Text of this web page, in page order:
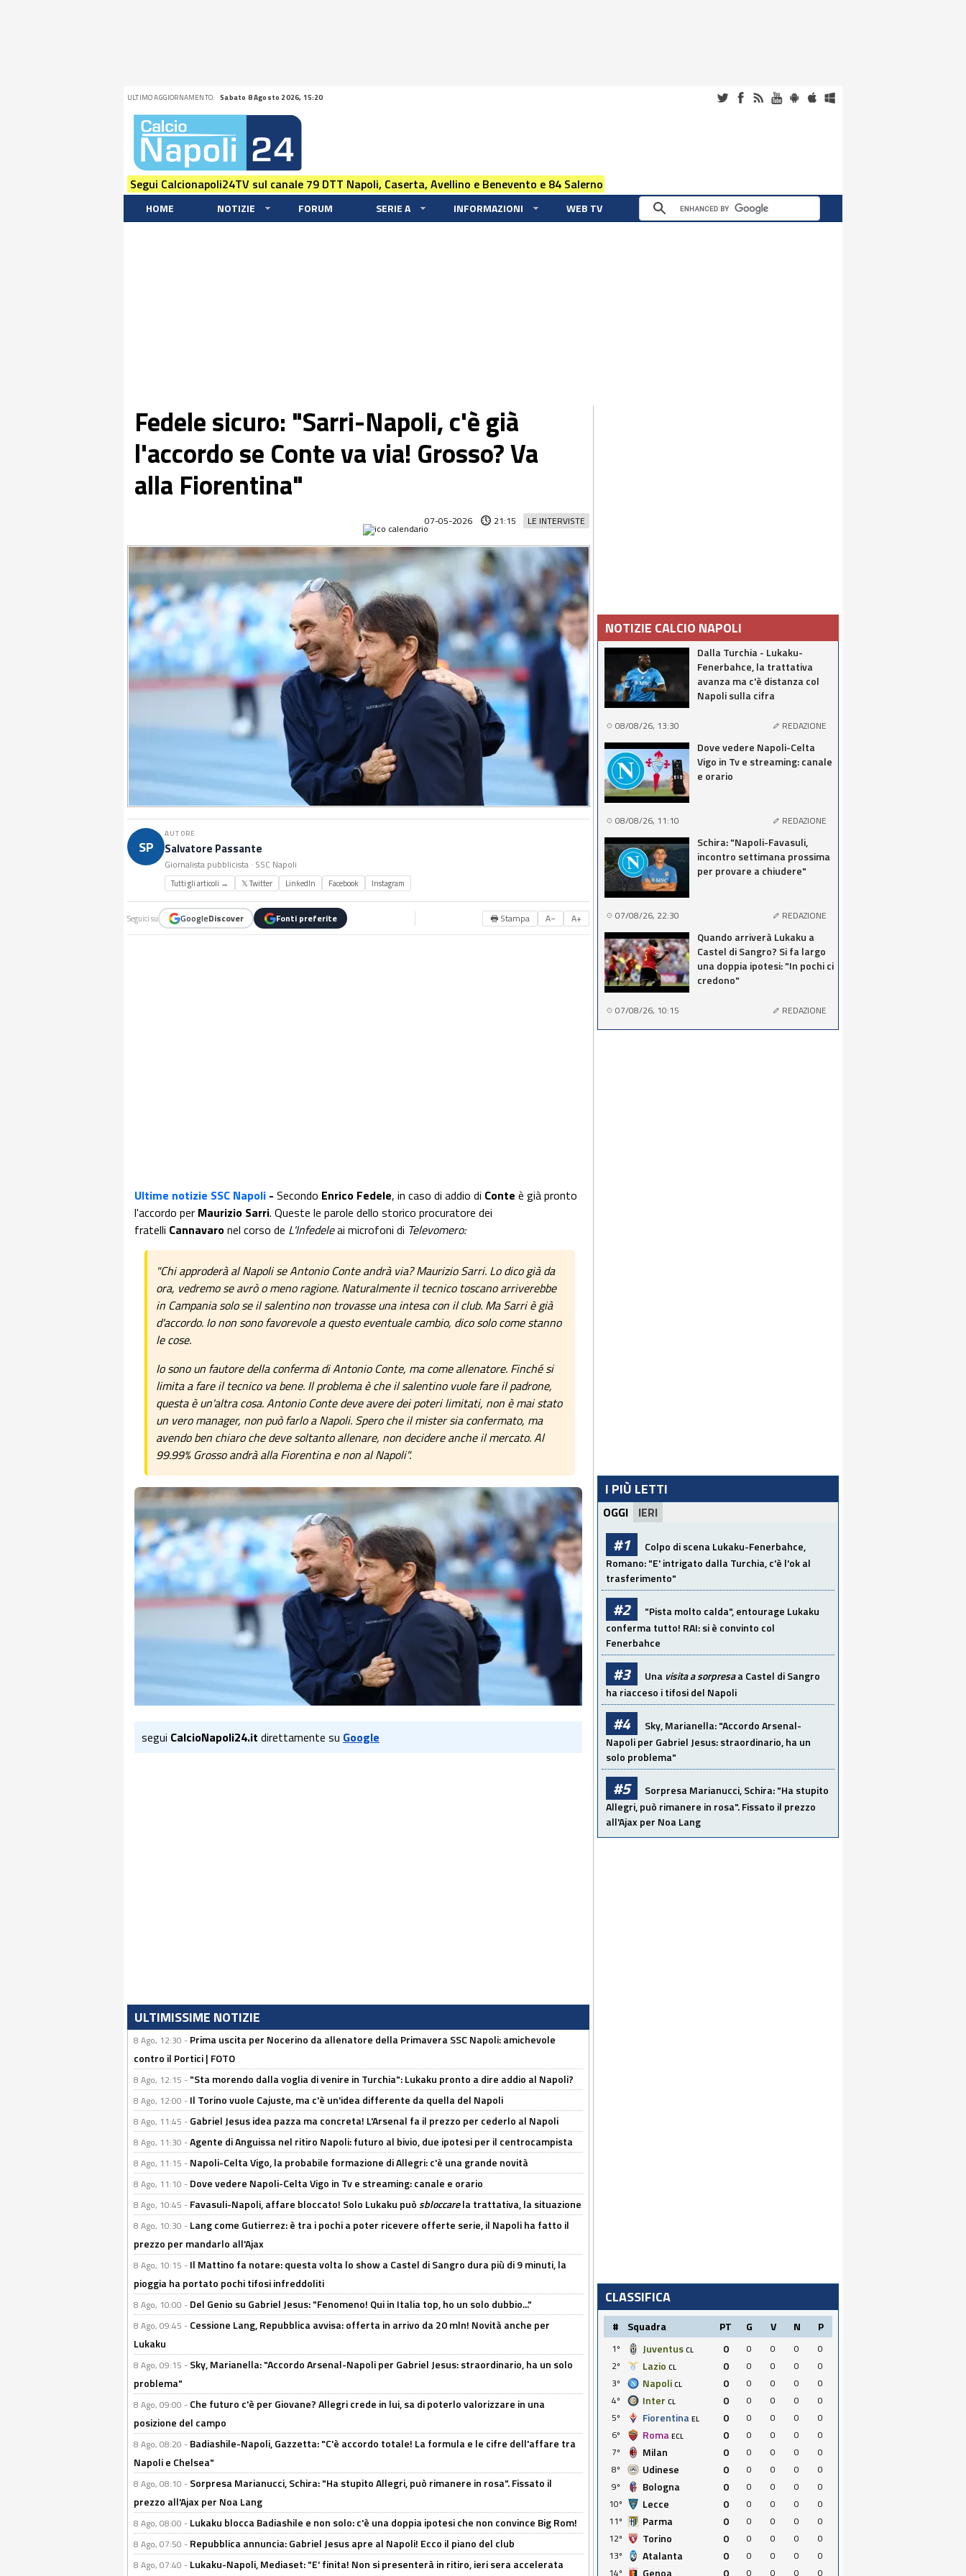
ULTIMO AGGIORNAMENTO: Sabato 8 Agosto 2026, 15:20
Segui Calcionapoli24TV sul canale 79 DTT Napoli, Caserta, Avellino e Benevento e 84 Salerno
HOME NOTIZIE FORUM SERIE A INFORMAZIONI WEB TV
Fedele sicuro: "Sarri-Napoli, c'è già
l'accordo se Conte va via! Grosso? Va
alla Fiorentina"
LE INTERVISTE
07-05-2026 21:15
SP
AUTORE
Salvatore Passante
Giornalista pubblicista · SSC Napoli
Tutti gli articoli → 𝕏 Twitter LinkedIn Facebook Instagram
Seguici su GoogleDiscover Fonti preferite 🖶 Stampa A− A+
Ultime notizie SSC Napoli - Secondo Enrico Fedele, in caso di addio di Conte è già pronto
l'accordo per Maurizio Sarri. Queste le parole dello storico procuratore dei
fratelli Cannavaronel corso de L'Infedeleai microfoni di Televomero:
"Chi approderà al Napoli se Antonio Conte andrà via? Maurizio Sarri. Lo dico già da
ora, vedremo se avrò o meno ragione. Naturalmente il tecnico toscano arriverebbe
in Campania solo se il salentino non trovasse una intesa con il club. Ma Sarri è già
d'accordo. Io non sono favorevole a questo eventuale cambio, dico solo come stanno
le cose.
Io sono un fautore della conferma di Antonio Conte, ma come allenatore. Finché si
limita a fare il tecnico va bene. Il problema è che il salentino vuole fare il padrone,
questa è un'altra cosa. Antonio Conte deve avere dei poteri limitati, non è mai stato
un vero manager, non può farlo a Napoli. Spero che il mister sia confermato, ma
avendo ben chiaro che deve soltanto allenare, non decidere anche il mercato. Al
99.99% Grosso andrà alla Fiorentina e non al Napoli".
segui CalcioNapoli24.it direttamente su Google
ULTIMISSIME NOTIZIE
8 Ago, 12:30 - Prima uscita per Nocerino da allenatore della Primavera SSC Napoli: amichevole
contro il Portici | FOTO
8 Ago, 12:15 - "Sta morendo dalla voglia di venire in Turchia": Lukaku pronto a dire addio al Napoli?
8 Ago, 12:00 - Il Torino vuole Cajuste, ma c'è un'idea differente da quella del Napoli
8 Ago, 11:45 - Gabriel Jesus idea pazza ma concreta! L'Arsenal fa il prezzo per cederlo al Napoli
8 Ago, 11:30 -Agente di Anguissa nel ritiro Napoli: futuro al bivio, due ipotesi per il centrocampista
8 Ago, 11:15 - Napoli-Celta Vigo, la probabile formazione di Allegri: c'è una grande novità
8 Ago, 11:10 - Dove vedere Napoli-Celta Vigo in Tv e streaming: canale e orario
8 Ago, 10:45 - Favasuli-Napoli, affare bloccato! Solo Lukaku puòsbloccarela trattativa, la situazione
8 Ago, 10:30 - Lang come Gutierrez: è tra i pochi a poter ricevere offerte serie, il Napoli ha fatto il
prezzo per mandarlo all'Ajax
8 Ago, 10:15 - Il Mattino fa notare: questa volta lo show a Castel di Sangro dura più di 9 minuti, la
pioggia ha portato pochi tifosi infreddoliti
8 Ago, 10:00 - Del Genio su Gabriel Jesus: "Fenomeno! Qui in Italia top, ho un solo dubbio..."
8 Ago, 09:45 - Cessione Lang, Repubblica avvisa: offerta in arrivo da 20 mln! Novità anche per
Lukaku
8 Ago, 09:15 - Sky, Marianella: "Accordo Arsenal-Napoli per Gabriel Jesus: straordinario, ha un solo
problema"
8 Ago, 09:00 - Che futuro c'è per Giovane? Allegri crede in lui, sa di poterlo valorizzare in una
posizione del campo
8 Ago, 08:20 - Badiashile-Napoli, Gazzetta: "C'è accordo totale! La formula e le cifre dell'affare tra
Napoli e Chelsea"
8 Ago, 08:10 - Sorpresa Marianucci, Schira: "Ha stupito Allegri, può rimanere in rosa". Fissato il
prezzo all'Ajax per Noa Lang
8 Ago, 08:00 - Lukaku blocca Badiashile e non solo: c'è una doppia ipotesi che non convince Big Rom!
8 Ago, 07:50 - Repubblica annuncia: Gabriel Jesus apre al Napoli! Ecco il piano del club
8 Ago, 07:40 - Lukaku-Napoli, Mediaset: "E' finita! Non si presenterà in ritiro, ieri sera accelerata
NOTIZIE CALCIO NAPOLI
Dalla Turchia - Lukaku-
Fenerbahce, la trattativa
avanza ma c'è distanza col
Napoli sulla cifra
08/08/26, 13:30 REDAZIONE
Dove vedere Napoli-Celta
Vigo in Tv e streaming: canale
e orario
08/08/26, 11:10 REDAZIONE
Schira: "Napoli-Favasuli,
incontro settimana prossima
per provare a chiudere"
07/08/26, 22:30 REDAZIONE
Quando arriverà Lukaku a
Castel di Sangro? Si fa largo
una doppia ipotesi: "In pochi ci
credono"
07/08/26, 10:15 REDAZIONE
I PIÙ LETTI
OGGI IERI
#1
Colpo di scena Lukaku-Fenerbahce,
Romano: "E' intrigato dalla Turchia, c'è l'ok al
trasferimento"
#2
"Pista molto calda", entourage Lukaku
conferma tutto! RAI: si è convinto col
Fenerbahce
#3 Una visita a sorpresaa Castel di Sangro
ha riacceso i tifosi del Napoli
#4
Sky, Marianella: "Accordo Arsenal-
Napoli per Gabriel Jesus: straordinario, ha un
solo problema"
#5
Sorpresa Marianucci, Schira: "Ha stupito
Allegri, può rimanere in rosa". Fissato il prezzo
all'Ajax per Noa Lang
CLASSIFICA
# Squadra PT G V N P
1º Juventus CL 0 0 0 0
0
2º
Lazio CL 0 0 0 0
0
3º
Napoli CL 0 0 0 0
0
4º
Inter CL 0 0 0 0
0
5º
Fiorentina EL 0 0 0 0
0
6º
Roma ECL 0 0 0 0
0
7º
Milan 0 0 0 0
0
8º
Udinese 0 0 0 0
0
9º
Bologna 0 0 0 0
0
10º
Lecce 0 0 0 0
0
11º
Parma 0 0 0 0
0
12º
Torino 0 0 0 0
0
13º
Atalanta 0 0 0 0
0
14º
Genoa 0 0 0 0 0